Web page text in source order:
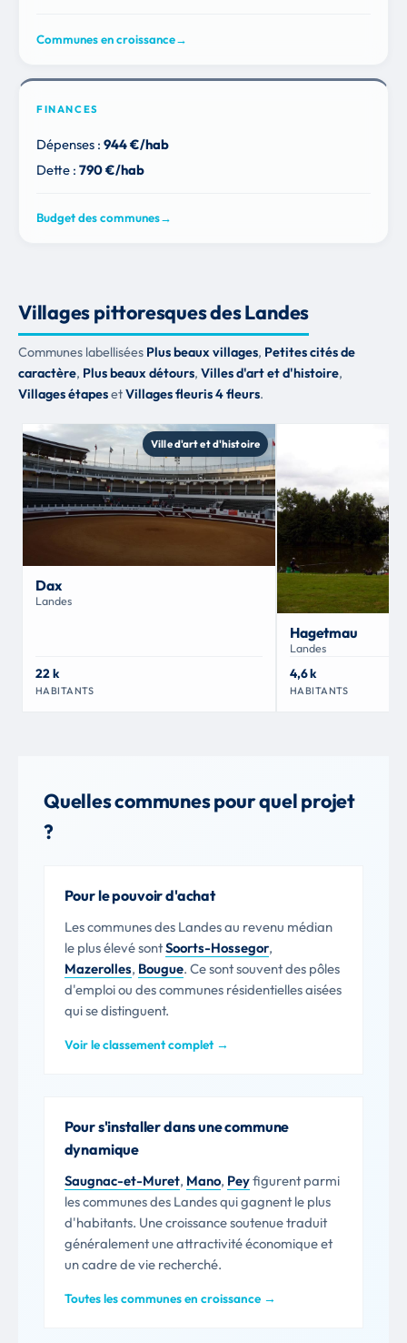
Communes en croissance→
FINANCES
Dépenses :944 €/hab
Dette :790 €/hab
Budget des communes→
Villages pittoresques des Landes
Communes labellisées Plus beaux villages, Petites cités de
caractère, Plus beaux détours, Villes d'art et d'histoire,
Villages étapesetVillages fleuris 4 fleurs.
Ville d'art et d'histoire
Dax
Landes
22 k
HABITANTS
Hagetmau
Landes
4,6 k
HABITANTS
Quelles communes pour quel projet
?
Pour le pouvoir d'achat
Les communes des Landes au revenu médian
le plus élevé sontSoorts-Hossegor,
Mazerolles, Bougue. Ce sont souvent des pôles
d'emploi ou des communes résidentielles aisées
qui se distinguent.
Voir le classement complet →
Pour s'installer dans une commune
dynamique
Saugnac-et-Muret, Mano, Peyfigurent parmi
les communes des Landes qui gagnent le plus
d'habitants. Une croissance soutenue traduit
généralement une attractivité économique et
un cadre de vie recherché.
Toutes les communes en croissance →